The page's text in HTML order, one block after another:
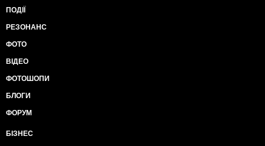
ПОДІЇ
РЕЗОНАНС
ФОТО
ВІДЕО
ФОТОШОПИ
БЛОГИ
ФОРУМ
БІЗНЕС